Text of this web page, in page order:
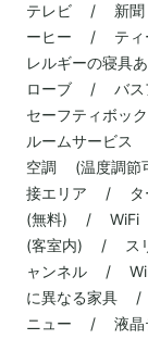
テレビ / 新
ーヒー / テ
レルギーの寝
ローブ / バス
セーフティボ
ルームサー
空調 (温度調
接エリア / タ
(無料) / WiFi
(客室内) / ス
ャンネル /
に異なる家具 /
ニュー / 液